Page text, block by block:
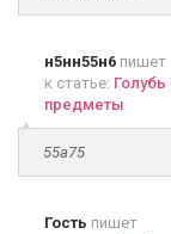
н5нн55н6 пишет
к статье:
предметы
55а75
Гость пишет